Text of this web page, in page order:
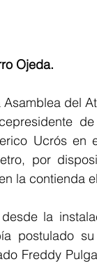
Ojeda.
del
Ucrós en
por
la contienda
la
postulado
Freddy